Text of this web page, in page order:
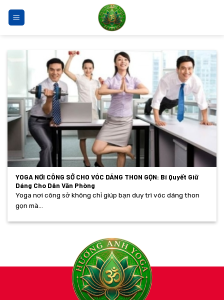
qua
YOGA NƠI CÔNG SỞ CHO VÓC DÁNG THON GỌN: Bí Quyết Giữ
Dáng Cho Dân Văn Phòng
Yoga nơi công sở không chỉ giúp bạn duy trì vóc dáng thon
gọn mà...